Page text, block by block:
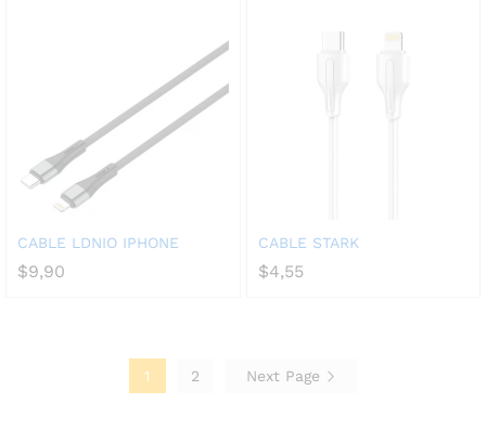
CABLE LDNIO IPHONE
$9,90
CABLE STARK
$4,55
1 2 Next Page